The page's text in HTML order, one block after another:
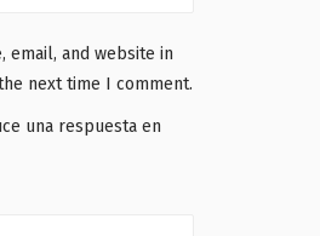
email, and website in
next time I comment.
una respuesta en